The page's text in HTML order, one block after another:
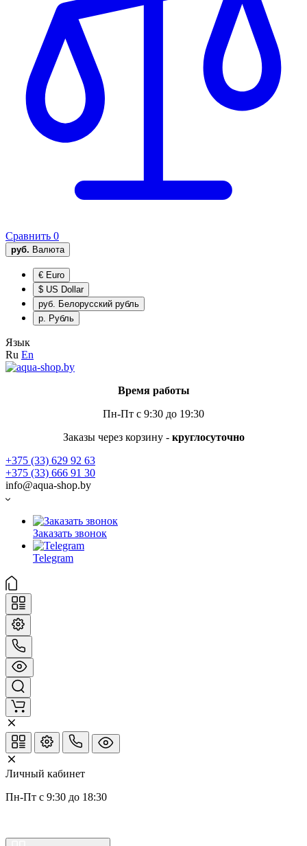
Сравнить 0
руб. Валюта
€ Euro
$ US Dollar
руб. Белорусский рубль
р. Рубль
Язык
Ru En
Время работы
Пн-Пт с 9:30 до 19:30
Заказы через корзину - круглосуточно
+375 (33) 629 92 63
+375 (33) 666 91 30
info@aqua-shop.by
Заказать звонок
Telegram
Личный кабинет
Пн-Пт с 9:30 до 18:30